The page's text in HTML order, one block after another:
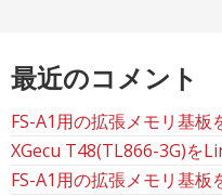
最近のコメント
FS-A1用の拡張メモリ基板
XGecu T48(TL866-3G)を
FS-A1用の拡張メモリ基板